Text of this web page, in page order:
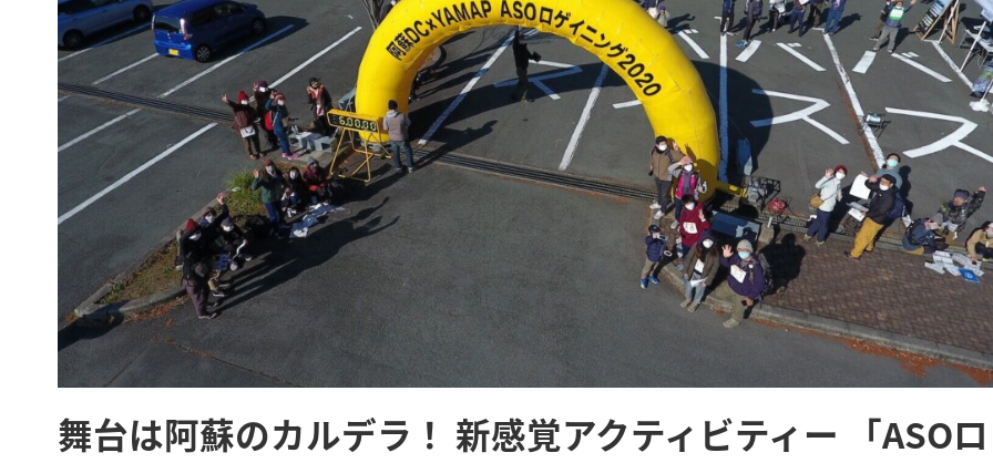
舞台は阿蘇のカルデラ！ 新感覚アクティビティー 「ASOロ